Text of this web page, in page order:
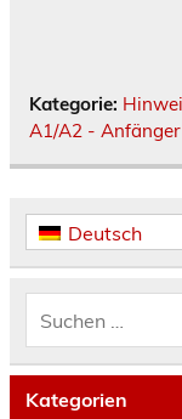
Kategorie:
A1/A2 - Anfänger
Deutsch
Kategorien